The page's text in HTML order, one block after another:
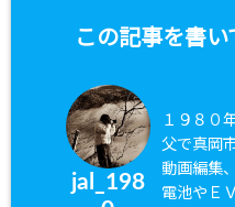
この記事を書い
jal_198
１９８０
父で真岡
動画編集
電池やＥ